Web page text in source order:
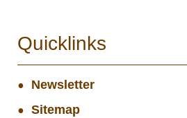
Quicklinks
Newsletter
Sitemap